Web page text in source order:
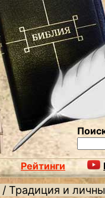
Рейтинги
/ Традиция и